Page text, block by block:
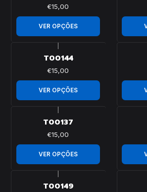
€15,00
VER OPÇÕES
T00144
€15,00
VER OPÇÕES
T00137
€15,00
VER OPÇÕES
T00149